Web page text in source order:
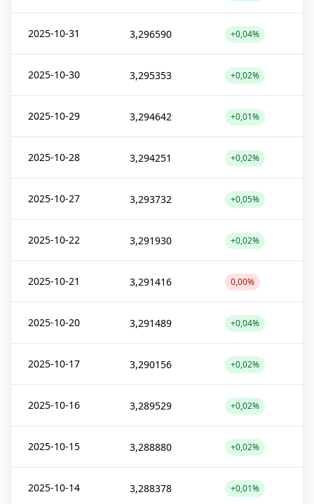
2025-10-31 3,296590 +0,04%
2025-10-30 3,295353 +0,02%
2025-10-29 3,294642 +0,01%
2025-10-28 3,294251 +0,02%
2025-10-27 3,293732 +0,05%
2025-10-22 3,291930 +0,02%
2025-10-21 3,291416 0,00%
2025-10-20 3,291489 +0,04%
2025-10-17 3,290156 +0,02%
2025-10-16 3,289529 +0,02%
2025-10-15 3,288880 +0,02%
2025-10-14 3,288378 +0,01%